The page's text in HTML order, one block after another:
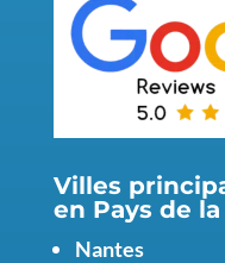
Villes
en Pays de
Nantes